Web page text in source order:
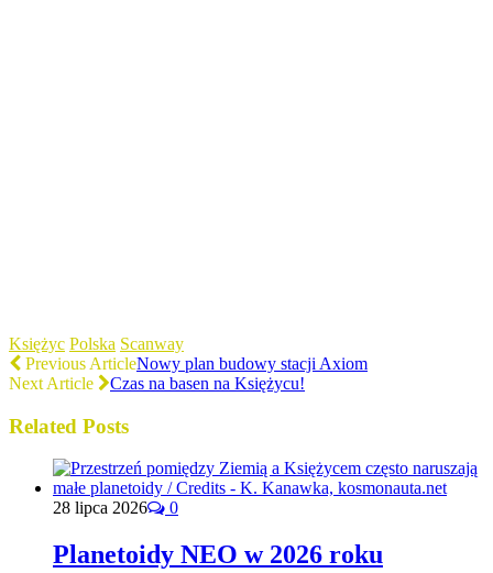
Księżyc Polska Scanway
Previous ArticleNowy plan budowy stacji Axiom
Next Article
Czas na basen na Księżycu!
Related Posts
28 lipca 2026 0
Planetoidy NEO w 2026 roku